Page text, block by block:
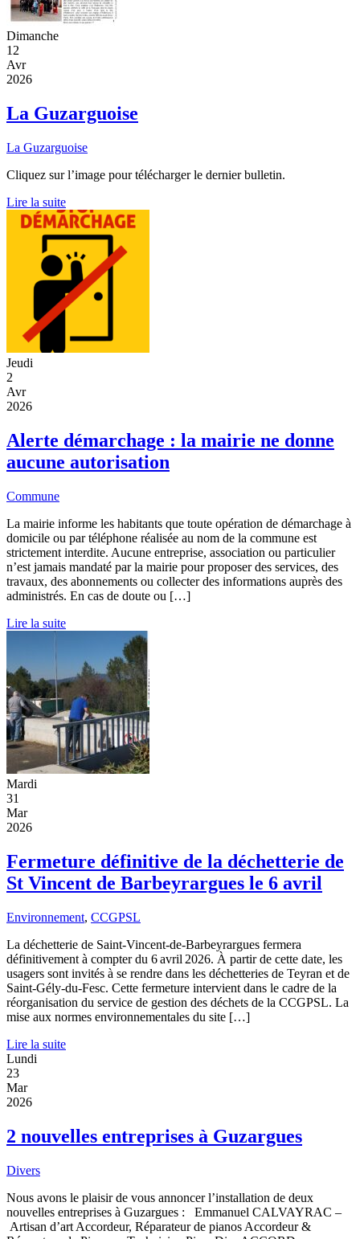
Dimanche
12
Avr
2026
La Guzarguoise
La Guzarguoise
Cliquez sur l’image pour télécharger le dernier bulletin.
Lire la suite
Jeudi
2
Avr
2026
Alerte démarchage : la mairie ne donne
aucune autorisation
Commune
La mairie informe les habitants que toute opération de démarchage à
domicile ou par téléphone réalisée au nom de la commune est
strictement interdite. Aucune entreprise, association ou particulier
n’est jamais mandaté par la mairie pour proposer des services, des
travaux, des abonnements ou collecter des informations auprès des
administrés. En cas de doute ou […]
Lire la suite
Mardi
31
Mar
2026
Fermeture définitive de la déchetterie de
St Vincent de Barbeyrargues le 6 avril
Environnement, CCGPSL
La déchetterie de Saint-Vincent-de-Barbeyrargues fermera
définitivement à compter du 6 avril 2026. À partir de cette date, les
usagers sont invités à se rendre dans les déchetteries de Teyran et de
Saint-Gély-du-Fesc. Cette fermeture intervient dans le cadre de la
réorganisation du service de gestion des déchets de la CCGPSL. La
mise aux normes environnementales du site […]
Lire la suite
Lundi
23
Mar
2026
2 nouvelles entreprises à Guzargues
Divers
Nous avons le plaisir de vous annoncer l’installation de deux
nouvelles entreprises à Guzargues : Emmanuel CALVAYRAC –
Artisan d’art Accordeur, Réparateur de pianos Accordeur &